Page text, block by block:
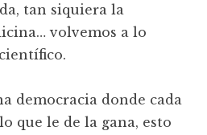
tan siquiera la
volvemos a lo
democracia donde cada
que le de la gana, esto